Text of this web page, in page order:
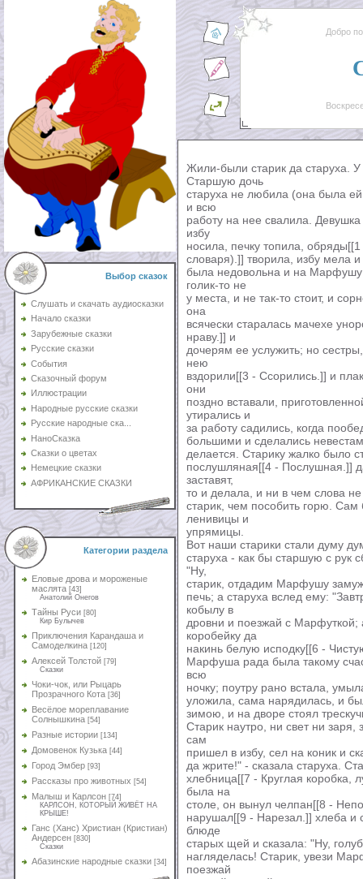
Выбор сказок
Слушать и скачать аудиосказки
Начало сказки
Зарубежные сказки
Русские сказки
События
Сказочный форум
Иллюстрации
Народные русские сказки
Русские народные ска...
НаноСказка
Сказки о цветах
Немецкие сказки
АФРИКАНСКИЕ СКАЗКИ
Категории раздела
Еловые дрова и мороженые
маслята [43]
Анатолий Онегов
Тайны Руси [80]
Кир Булычев
Приключения Карандаша и
Самоделкина [120]
Алексей Толстой [79]
Сказки
Чоки-чок, или Рыцарь
Прозрачного Кота [36]
Весёлое мореплавание
Солнышкина [54]
Разные истории [134]
Домовенок Кузька [44]
Город Эмбер [93]
Рассказы про животных [54]
Малыш и Карлсон [74]
КАРЛСОН, КОТОРЫЙ ЖИВЁТ НА
КРЫШЕ!
Ганс (Ханс) Христиан (Кристиан)
Андерсен [830]
Сказки
Абазинские народные сказки [34]
Добро
Жили-были старик да старуха.
Старшую дочь
старуха не любила (она была
и всю
работу на нее свалила.
избу
носила, печку топила,
словаря).]] творила, избу мела
была недовольна и на Марфушу
голик-то не
у места, и не так-то стоит, и
она
всячески старалась мачехе
нраву.]] и
дочерям ее услужить; но
нею
вздорили[[3 - Ссорились.]] и
они
поздно вставали,
утирались и
за работу садились, когда
большими и сделались
делается. Старику жалко было
послушляная[[4 - Послушная.]]
заставят,
то и делала, и ни в чем слова
старик, чем пособить горю. Сам
ленивицы и
упрямицы.
Вот наши старики стали думу
старуха - как бы старшую с рук
"Ну,
старик, отдадим Марфушу
печь; а старуха вслед ему:
кобылу в
дровни и поезжай с
коробейку да
накинь белую исподку[[6 -
Марфуша рада была такому
всю
ночку; поутру рано встала,
уложила, сама нарядилась, и
зимою, и на дворе стоял
Старик наутро, ни свет ни заря,
сам
пришел в избу, сел на коник и
да жрите!" - сказала старуха.
хлебница[[7 - Круглая коробка,
была на
столе, он вынул челпан[[8 -
нарушал[[9 - Нарезал.]] хлеба и
блюде
старых щей и сказала: "Ну,
нагляделась! Старик, увези
поезжай